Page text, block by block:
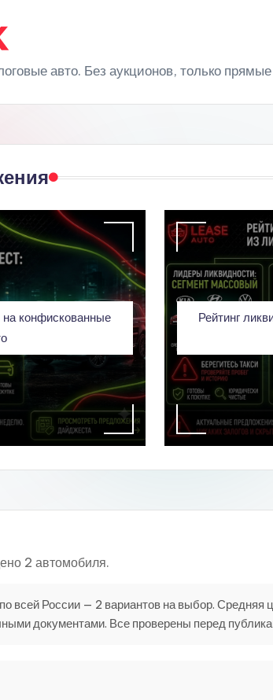
авто. Без аукционов, только
конфискованные
Рейтинг
2 автомобиля.
всей России — 2 вариантов на выбор.
документами. Все проверены перед